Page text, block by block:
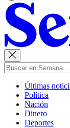
Últimas
Política
Nación
Dinero
Deportes